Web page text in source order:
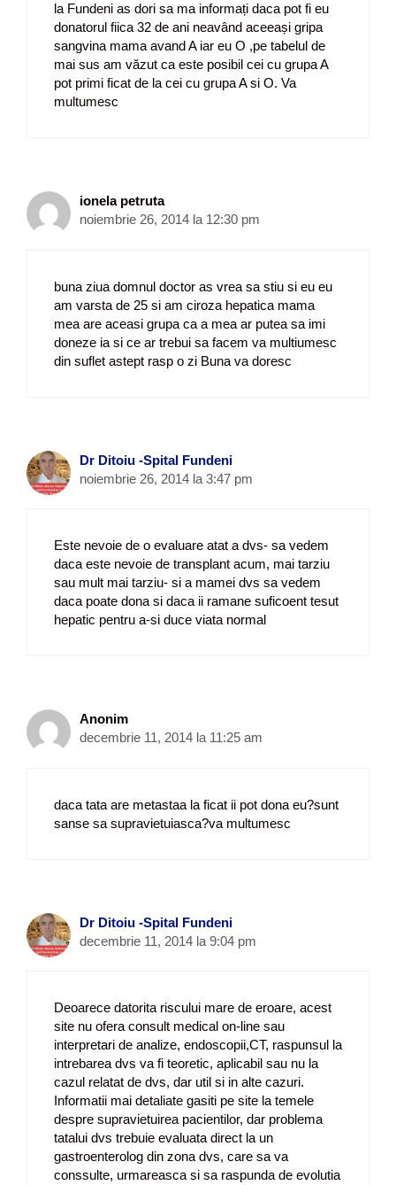
la Fundeni as dori sa ma informați daca pot fi eu
donatorul fiica 32 de ani neavând aceeași gripa
sangvina mama avand A iar eu O ,pe tabelul de
mai sus am văzut ca este posibil cei cu grupa A
pot primi ficat de la cei cu grupa A si O. Va
multumesc
ionela petruta
noiembrie 26, 2014 la 12:30 pm
buna ziua domnul doctor as vrea sa stiu si eu eu
am varsta de 25 si am ciroza hepatica mama
mea are aceasi grupa ca a mea ar putea sa imi
doneze ia si ce ar trebui sa facem va multiumesc
din suflet astept rasp o zi Buna va doresc
Dr Ditoiu -Spital Fundeni
noiembrie 26, 2014 la 3:47 pm
Este nevoie de o evaluare atat a dvs- sa vedem
daca este nevoie de transplant acum, mai tarziu
sau mult mai tarziu- si a mamei dvs sa vedem
daca poate dona si daca ii ramane suficoent tesut
hepatic pentru a-si duce viata normal
Anonim
decembrie 11, 2014 la 11:25 am
daca tata are metastaa la ficat ii pot dona eu?sunt
sanse sa supravietuiasca?va multumesc
Dr Ditoiu -Spital Fundeni
decembrie 11, 2014 la 9:04 pm
Deoarece datorita riscului mare de eroare, acest
site nu ofera consult medical on-line sau
interpretari de analize, endoscopii,CT, raspunsul la
intrebarea dvs va fi teoretic, aplicabil sau nu la
cazul relatat de dvs, dar util si in alte cazuri.
Informatii mai detaliate gasiti pe site la temele
despre supravietuirea pacientilor, dar problema
tatalui dvs trebuie evaluata direct la un
gastroenterolog din zona dvs, care sa va
conssulte, urmareasca si sa raspunda de evolutia